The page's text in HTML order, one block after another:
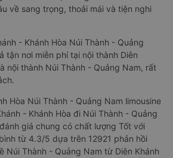
về sang trọng, thoải mái và tiện nghi
- Khánh Hòa Núi Thành - Quảng
tận nơi miễn phí tại nội thành Diên
nội thành Núi Thành - Quảng Nam, rất
Hòa Núi Thành - Quảng Nam limousine
- Khánh Hòa đi Núi Thành - Quảng
giá chung có chất lượng Tốt với
từ 4.3/5 dựa trên 12921 phản hồi
Núi Thành - Quảng Nam từ Diên Khánh